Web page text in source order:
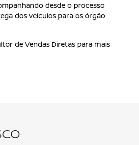
desde o processo
dos veículos para os órgão
de Vendas Diretas para mais